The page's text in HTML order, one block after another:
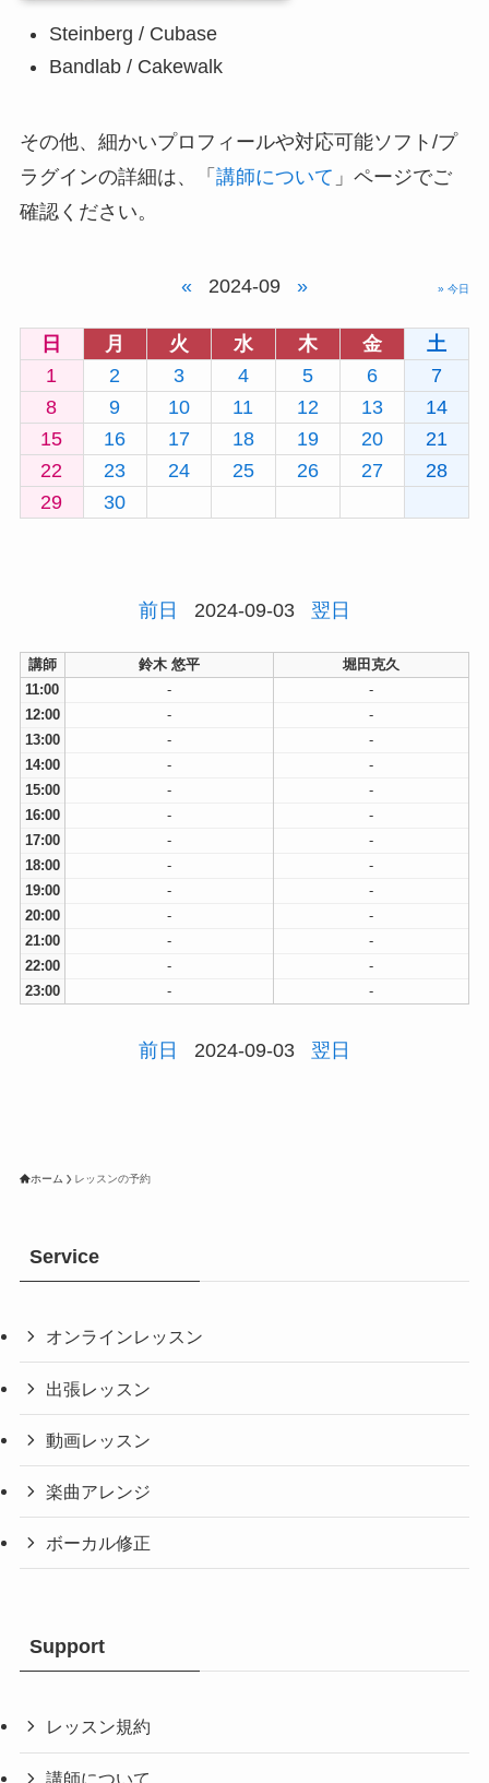
Steinberg / Cubase
Bandlab / Cakewalk
その他、細かいプロフィールや対応可能ソフト/プ
ラグインの詳細は、「 講師について 」ページでご
確認ください。
« 2024-09 » » 今日
日 月 火 水 木 金
土
1
2 3 4 5 6
7
8
9 10 11 12 13
14
15
16 17 18 19 20
21
22
23 24 25 26 27
28
29
30
前日 2024-09-03 翌日
講師 鈴木 悠平
堀田克久
11:00
-
-
12:00
-
-
13:00
-
-
14:00
-
-
15:00
-
-
16:00
-
-
17:00
-
-
18:00
-
-
19:00
-
-
20:00
-
-
21:00
-
-
22:00
-
-
23:00
- -
前日 2024-09-03 翌日
ホーム レッスンの予約
Service
オンラインレッスン
出張レッスン
動画レッスン
楽曲アレンジ
ボーカル修正
Support
レッスン規約
講師について